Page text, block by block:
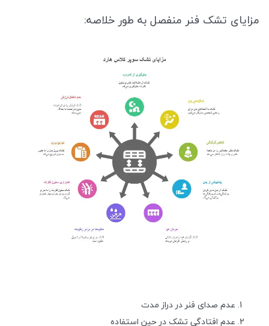
مزایای تشک فنر منفصل به طور خلاصه:
عدم صدای فنر در دراز مدت
عدم افتادگی تشک در حین استفاده